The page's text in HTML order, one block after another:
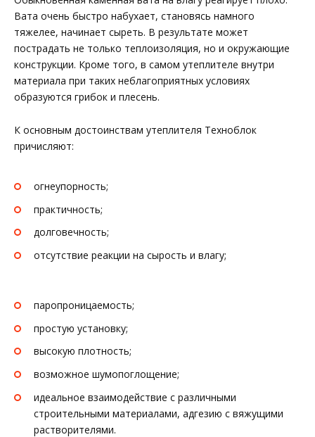
Вата очень быстро набухает, становясь намного
тяжелее, начинает сыреть. В результате может
пострадать не только теплоизоляция, но и окружающие
конструкции. Кроме того, в самом утеплителе внутри
материала при таких неблагоприятных условиях
образуются грибок и плесень.
К основным достоинствам утеплителя Техноблок
причисляют:
огнеупорность;
практичность;
долговечность;
отсутствие реакции на сырость и влагу;
паропроницаемость;
простую установку;
высокую плотность;
возможное шумопоглощение;
идеальное взаимодействие с различными
строительными материалами, адгезию с вяжущими
растворителями.